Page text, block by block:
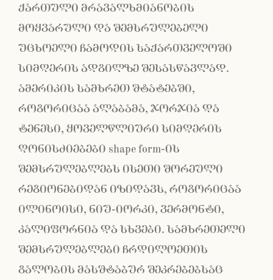
ქართული მრავალხმიანობის
მოყვარული და შემსრულებელი
უცხოელი ჩამოდის საქართველოში
სიმღერის ადგილზე შესასწავლად.
ამერიკის სამხრეთ შტატებში,
როგორიცაა ალაბამა, ჯორჯია და
ტენესი, ყოველწლიური სიმღერის
ღონისძიებები shape form-ის
შემსრულებლებს ისეთი შორეული
რეგიონებიდან იზიდავს, როგორიცაა
ილინოისი, ნიუ-იორკი, ვერმონტი,
კალიფორნია და სხვები. სამხრეთელი
შემსრულებლები ჩრდილოეთის
გალობის მასშტაბურ შეკრებებსაც